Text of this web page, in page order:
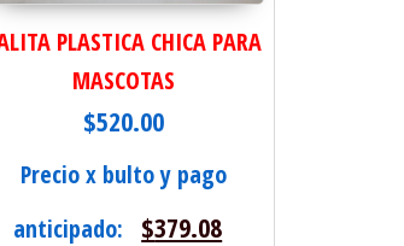
PLASTICA CHICA PARA
MASCOTAS
$520.00
Precio x bulto y pago
anticipado:
$379.08